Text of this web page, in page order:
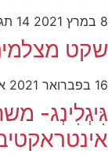
8 במרץ 2021 14 תגובות
שקט
16 בפברואר 2021
גִּיגְלִינְג-